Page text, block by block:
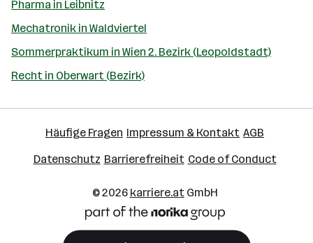
Pharma in Leibnitz
Mechatronik in Waldviertel
Sommerpraktikum in Wien 2. Bezirk (Leopoldstadt)
Recht in Oberwart (Bezirk)
Häufige Fragen Impressum & Kontakt AGB
Datenschutz Barrierefreiheit Code of Conduct
© 2026 karriere.at GmbH